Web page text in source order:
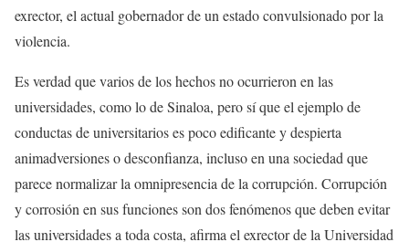
exrector, el actual gobernador de un estado convulsionado por la
violencia.
Es verdad que varios de los hechos no ocurrieron en las
universidades, como lo de Sinaloa, pero sí que el ejemplo de
conductas de universitarios es poco edificante y despierta
animadversiones o desconfianza, incluso en una sociedad que
parece normalizar la omnipresencia de la corrupción. Corrupción
y corrosión en sus funciones son dos fenómenos que deben evitar
las universidades a toda costa, afirma el exrector de la Universidad